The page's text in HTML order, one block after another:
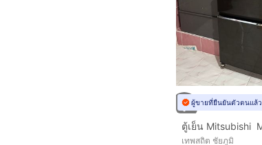
ผู้ขายที่ยืนยันตัวตนแล้ว
เทพสถิต ชัยภูมิ